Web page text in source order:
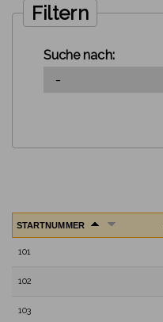
Filtern
Suche nach:
STARTNUMMER
101
102
103